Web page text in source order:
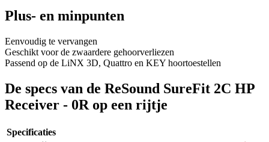
Plus- en minpunten
Eenvoudig te vervangen
Geschikt voor de zwaardere gehoorverliezen
Passend op de LiNX 3D, Quattro en KEY hoortoestellen
De specs van de ReSound SureFit 2C HP
Receiver - 0R op een rijtje
Specificaties